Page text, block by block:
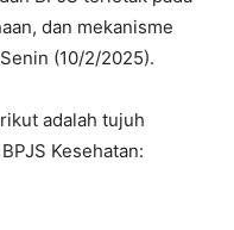
dan mekanisme
(10/2/2025).
adalah tujuh
Kesehatan: